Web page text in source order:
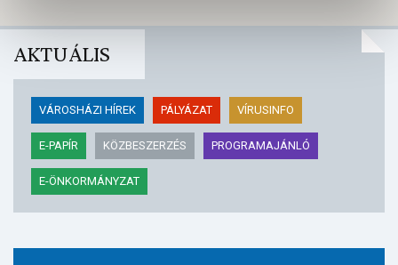
AKTUÁLIS
VÁROSHÁZI HÍREK PÁLYÁZAT VÍRUSINFO
E-PAPÍR KÖZBESZERZÉS PROGRAMAJÁNLÓ
E-ÖNKORMÁNYZAT